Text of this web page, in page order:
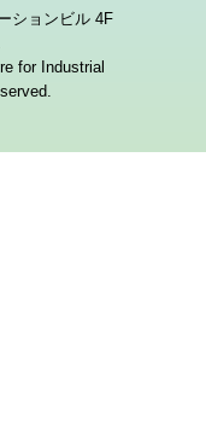
ションビル 4F
for Industrial